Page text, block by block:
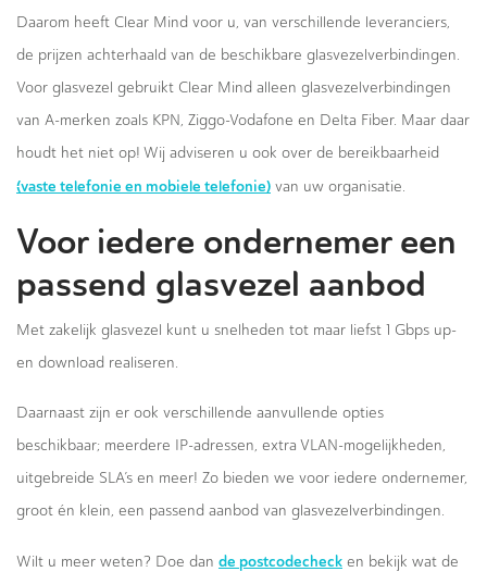
Daarom heeft Clear Mind voor u, van verschillende leveranciers,
de prijzen achterhaald van de beschikbare glasvezelverbindingen.
Voor glasvezel gebruikt Clear Mind alleen glasvezelverbindingen
van A-merken zoals KPN, Ziggo-Vodafone en Delta Fiber. Maar daar
houdt het niet op! Wij adviseren u ook over de bereikbaarheid
(vaste telefonie en mobiele telefonie) van uw organisatie.
Voor iedere ondernemer een
passend glasvezel aanbod
Met zakelijk glasvezel kunt u snelheden tot maar liefst 1 Gbps up-
en download realiseren.
Daarnaast zijn er ook verschillende aanvullende opties
beschikbaar; meerdere IP-adressen, extra VLAN-mogelijkheden,
uitgebreide SLA’s en meer! Zo bieden we voor iedere ondernemer,
groot én klein, een passend aanbod van glasvezelverbindingen.
Wilt u meer weten? Doe dan de postcodecheck en bekijk wat de